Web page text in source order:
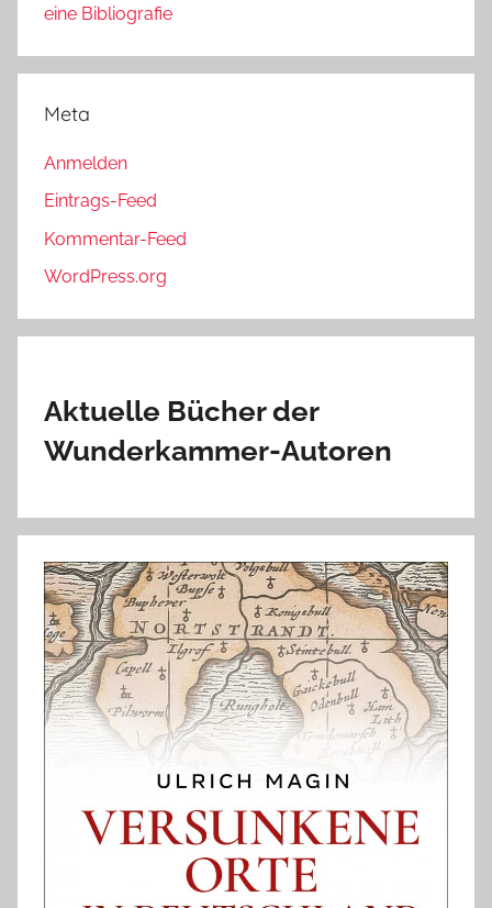
eine Bibliografie
Meta
Anmelden
Eintrags-Feed
Kommentar-Feed
WordPress.org
Aktuelle Bücher der
Wunderkammer-Autoren